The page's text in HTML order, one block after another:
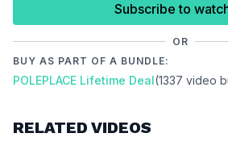
zählt zu den beweglichsten Gelenken
störanfällig. Dieses Workout kann auch
wenig Vorerfahrung durchgeführt
komplett neu in der Stretching-Welt
dabei helfen dein Körpergefühl weiter
Subscribe to
OR
BUY AS PART OF A BUNDLE:
POLEPLACE Lifetime Deal(1337 video
RELATED VIDEOS